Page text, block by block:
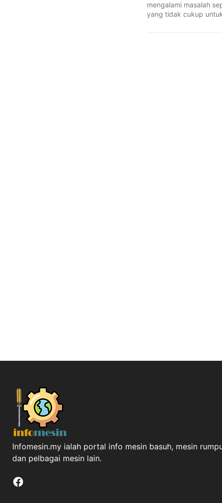
mengalami masalah
yang tidak cukup
Infomesin.my ialah portal info mesin basuh, mesin
dan pelbagai mesin lain.
Facebook